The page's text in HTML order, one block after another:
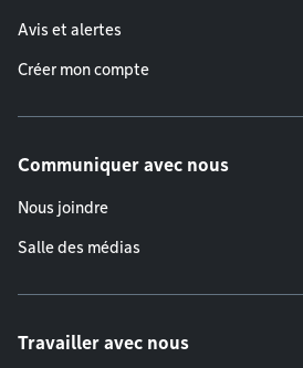
Avis et alertes
Créer mon compte
Communiquer avec nous
Nous joindre
Salle des médias
Travailler avec nous